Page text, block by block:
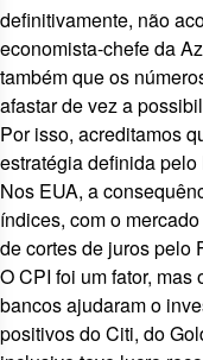
definitivamente, não
economista-chefe da
também que os
afastar de vez a
Por isso, acreditamos
estratégia definida pelo
Nos EUA, a
índices, com o
de cortes de jurospelo
O CPI foi um fator,
bancos ajudaram o
positivosdo Citi, do